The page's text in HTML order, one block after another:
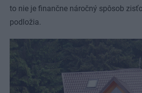
to nie je finančne náročný spôsob
podložia.